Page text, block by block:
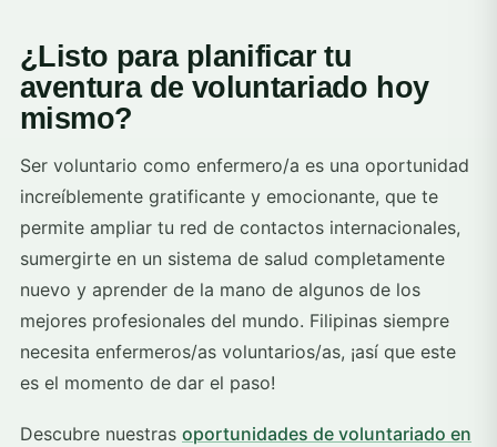
¿Listo para planificar tu
aventura de voluntariado hoy
mismo?
Ser voluntario como enfermero/a es una oportunidad
increíblemente gratificante y emocionante, que te
permite ampliar tu red de contactos internacionales,
sumergirte en un sistema de salud completamente
nuevo y aprender de la mano de algunos de los
mejores profesionales del mundo. Filipinas siempre
necesita enfermeros/as voluntarios/as, ¡así que este
es el momento de dar el paso!
Descubre nuestras oportunidades de voluntariado en